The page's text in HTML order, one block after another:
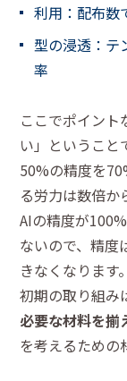
利用：配布数
型の浸透：テ
率
ここでポイン
い」ということ
50%の精度を
る労力は数倍か
AIの精度が
ないので、精度
きなくなります。
初期の取り組み
必要な材料を揃
を考えるための